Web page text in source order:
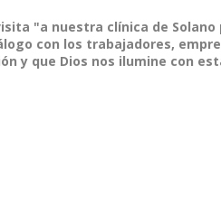
"a nuestra clínica de
con los trabajadores,
y que Dios nos ilumine con